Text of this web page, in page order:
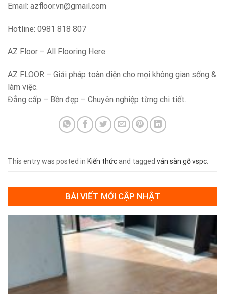
Email: azfloor.vn@gmail.com
Hotline: 0981 818 807
AZ Floor – All Flooring Here
AZ FLOOR – Giải pháp toàn diện cho mọi không gian sống &
làm việc.
Đẳng cấp – Bền đẹp – Chuyên nghiệp từng chi tiết.
This entry was posted in Kiến thứcand tagged ván sàn gỗ vspc
BÀI VIẾT MỚI CẬP NHẬT